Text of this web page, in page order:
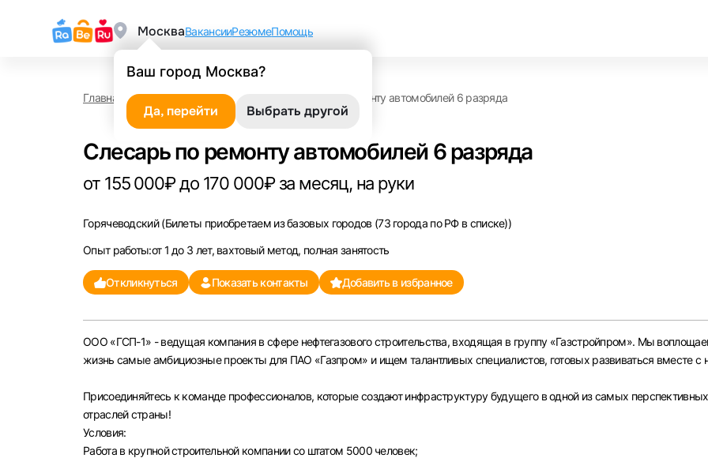
Москва
Ваш город Москва?
Да, перейти Выбрать другой
ВакансииРезюмеПомощь
Главная Работа в Горячеводском Слесарь по ремонту автомобилей 6 разряда
Слесарь по ремонту автомобилей 6 разряда
от 155 000₽ до 170 000₽ за месяц, на руки
Горячеводский(Билеты приобретаем из базовых городов (73 города по РФ в списке))
Опыт работы:от 1 до 3 лет, вахтовый метод, полная занятость
Откликнуться Показать контакты Добавить в избранное
ООО «ГСП-1» - ведущая компания в сфере нефтегазового строительства, входящая в группу «Газстройпром». Мы
жизнь самые амбициозные проекты для ПАО «Газпром» и ищем талантливых специалистов, готовых развиваться вместе с
Присоединяйтесь к команде профессионалов, которые создают инфраструктуру будущего в одной из самых перспективных
отраслей страны!
Условия:
Работа в крупной строительной компании со штатом 5000 человек;